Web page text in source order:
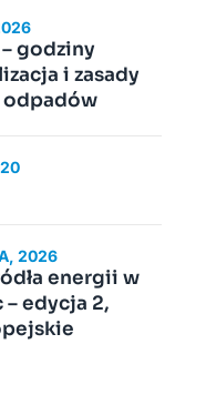
– godziny
i zasady
odpadów
2026
energii w
edycja 2,